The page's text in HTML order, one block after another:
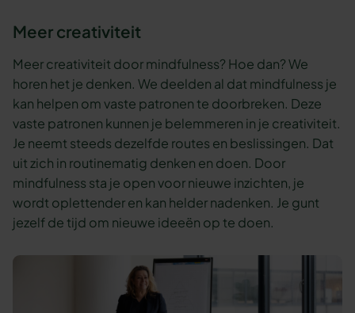
Meer creativiteit
Meer creativiteit door mindfulness? Hoe dan? We
horen het je denken. We deelden al dat mindfulness je
kan helpen om vaste patronen te doorbreken. Deze
vaste patronen kunnen je belemmeren in je creativiteit.
Je neemt steeds dezelfde routes en beslissingen. Dat
uit zich in routinematig denken en doen. Door
mindfulness sta je open voor nieuwe inzichten, je
wordt oplettender en kan helder nadenken. Je gunt
jezelf de tijd om nieuwe ideeën op te doen.